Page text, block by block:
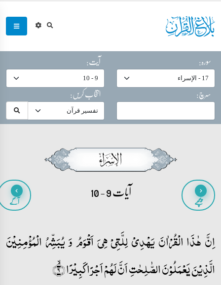
سورہ:
آیت:
سرچ:
انتخاب کریں:
پیچھے آیات 9 - 10 آگے
اِنَّ ہٰذَا الۡقُرۡاٰنَ یَہۡدِیۡ لِلَّتِیۡ ہِیَ اَقۡوَمُ وَ یُبَشِّرُ الۡمُؤۡمِنِیۡنَ
الَّذِیۡنَ یَعۡمَلُوۡنَ الصّٰلِحٰتِ اَنَّ لَہُمۡ اَجۡرًا کَبِیۡرًا ۙ﴿۹﴾